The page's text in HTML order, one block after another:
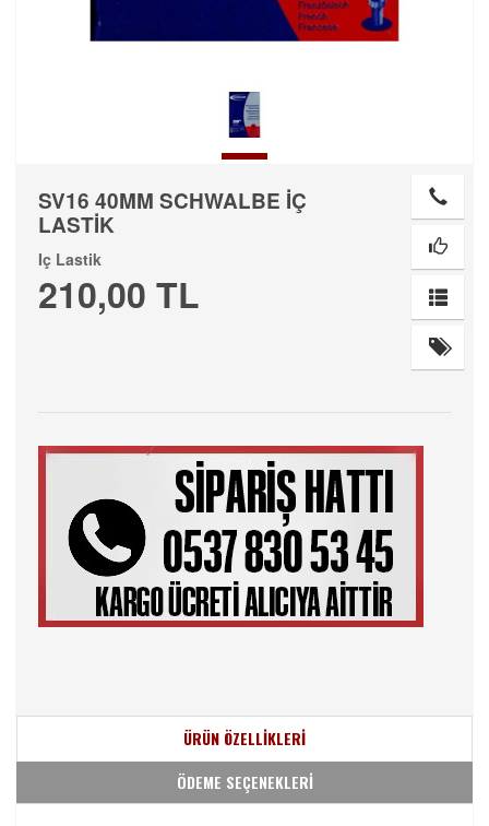
SV16 40MM SCHWALBE İÇ
LASTİK
Iç Lastik
210,00 TL
ÜRÜN ÖZELLİKLERİ
ÖDEME SEÇENEKLERİ